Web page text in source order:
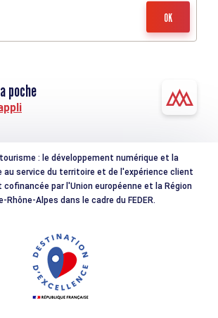
poche
: le développement numérique et la
au service du territoire et de l'expérience client
par l'Union européenne et la Région
Rhône-Alpes dans le cadre du FEDER.